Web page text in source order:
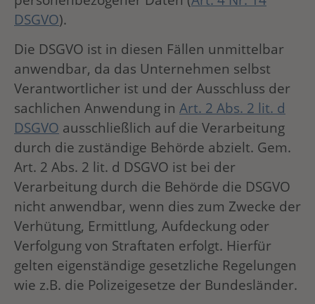
DSGVO).
Die DSGVO ist in diesen Fällen unmittelbar
anwendbar, da das Unternehmen selbst
Verantwortlicher ist und der Ausschluss der
sachlichen Anwendung in Art. 2 Abs. 2 lit. d
DSGVO ausschließlich auf die Verarbeitung
durch die zuständige Behörde abzielt. Gem.
Art. 2 Abs. 2 lit. d DSGVO ist bei der
Verarbeitung durch die Behörde die DSGVO
nicht anwendbar, wenn dies zum Zwecke der
Verhütung, Ermittlung, Aufdeckung oder
Verfolgung von Straftaten erfolgt. Hierfür
gelten eigenständige gesetzliche Regelungen
wie z.B. die Polizeigesetze der Bundesländer.